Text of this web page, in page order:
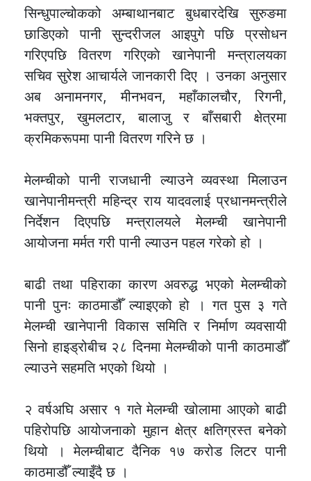
सिन्धुपाल्चोकको अम्बाथानबाट बुधबारदेखि सुरुङमा
छाडिएको पानी सुन्दरीजल आइपुगे पछि प्रसाेधन
गरिएपछि वितरण गरिएकाे खानेपानी मन्त्रालयका
सचिव सुरेश आचार्यले जानकारी दिए । उनका अनुसार
अब अनामनगर, मीनभवन, महाँकालचौर, रिगनी,
भक्तपुर, खुमलटार, बालाजु र बाँसबारी क्षेत्रमा
क्रमिकरूपमा पानी वितरण गरिने छ ।
मेलम्चीको पानी राजधानी ल्याउने व्यवस्था मिलाउन
खानेपानीमन्त्री महिन्द्र राय यादवलाई प्रधानमन्त्रीले
निर्देशन दिएपछि मन्त्रालयले मेलम्ची खानेपानी
आयोजना मर्मत गरी पानी ल्याउन पहल गरेको हो ।
बाढी तथा पहिराका कारण अवरुद्ध भएको मेलम्चीको
पानी पुनः काठमाडौँ ल्याइएको हो । गत पुस ३ गते
मेलम्ची खानेपानी विकास समिति र निर्माण व्यवसायी
सिनो हाइड्रोबीच २८ दिनमा मेलम्चीको पानी काठमाडौँ
ल्याउने सहमति भएको थियो ।
२ वर्षअघि असार १ गते मेलम्ची खोलामा आएको बाढी
पहिरोपछि आयोजनाको मुहान क्षेत्र क्षतिग्रस्त बनेको
थियो । मेलम्चीबाट दैनिक १७ करोड लिटर पानी
काठमाडौँ ल्याइँदै छ ।